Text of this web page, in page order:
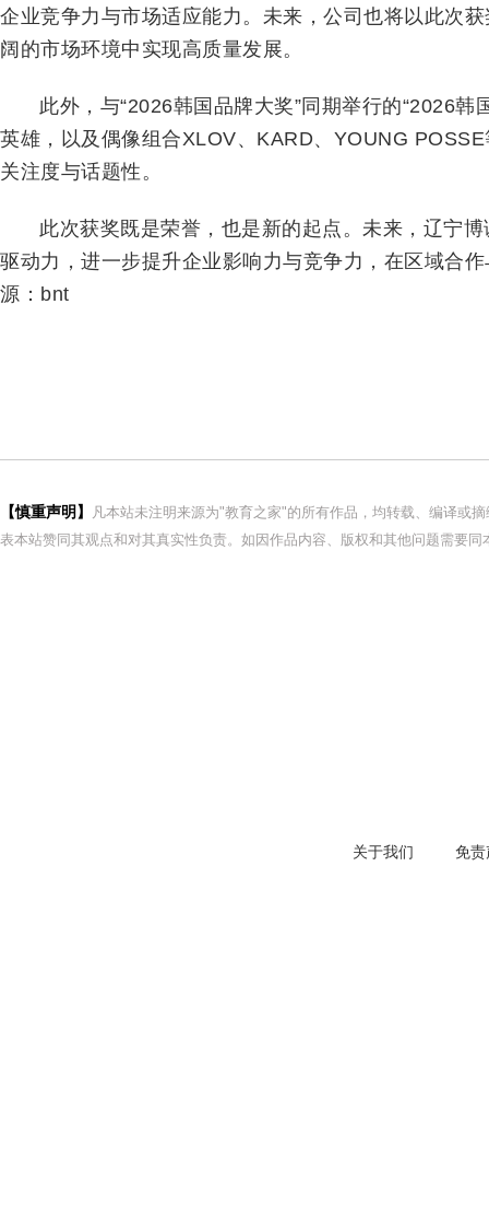
企业竞争力与市场适应能力。未来，公司也将以此次
阔的市场环境中实现高质量发展。
此外，与“2026韩国品牌大奖”同期举行的“2026
英雄，以及偶像组合XLOV、KARD、YOUNG
关注度与话题性。
此次获奖既是荣誉，也是新的起点。未来，辽宁
驱动力，进一步提升企业影响力与竞争力，在区域合
源：bnt
【慎重声明】
凡本站未注明来源为"教育之家"的所有作品，均转载、编译或
表本站赞同其观点和对其真实性负责。如因作品内容、版权和其他问题需要
关于我们 免责